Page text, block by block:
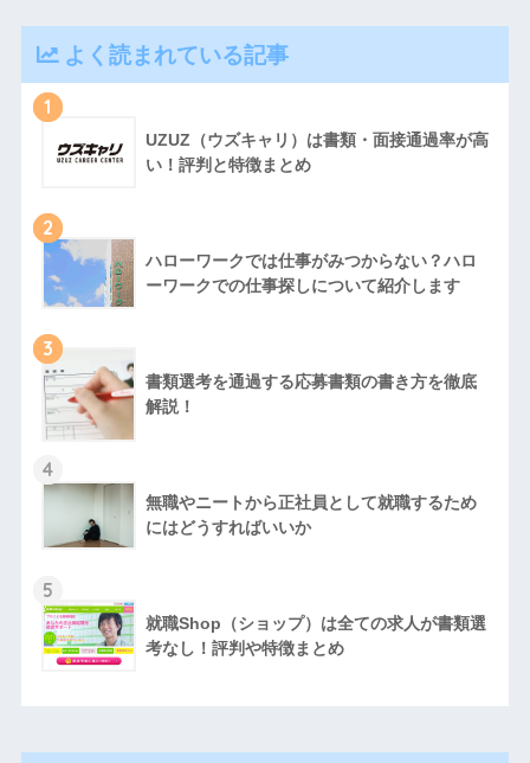
よく読まれている記事
1
UZUZ（ウズキャリ）は書類・面接通過率が高
い！評判と特徴まとめ
2
ハローワークでは仕事がみつからない？ハロ
ーワークでの仕事探しについて紹介します
3
書類選考を通過する応募書類の書き方を徹底
解説！
4
無職やニートから正社員として就職するため
にはどうすればいいか
5
就職Shop（ショップ）は全ての求人が書類選
考なし！評判や特徴まとめ